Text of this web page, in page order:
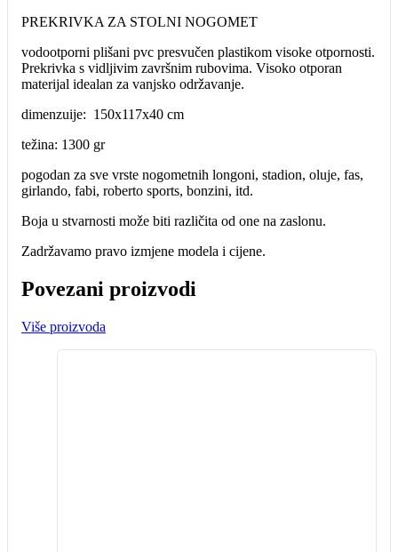
PREKRIVKA ZA STOLNI NOGOMET
vodootporni plišani pvc presvučen plastikom visoke otpornosti.
Prekrivka s vidljivim završnim rubovima. Visoko otporan
materijal idealan za vanjsko održavanje.
dimenzuije: 150x117x40 cm
težina: 1300 gr
pogodan za sve vrste nogometnih longoni, stadion, oluje, fas,
girlando, fabi, roberto sports, bonzini, itd.
Boja u stvarnosti može biti različita od one na zaslonu.
Zadržavamo pravo izmjene modela i cijene.
Povezani proizvodi
Više proizvoda